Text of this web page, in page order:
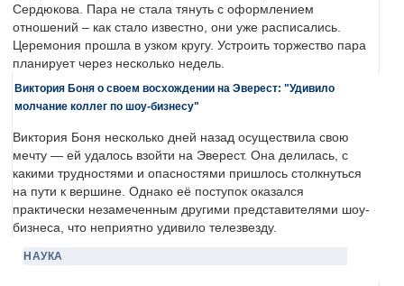
Сердюкова. Пара не стала тянуть с оформлением
отношений – как стало известно, они уже расписались.
Церемония прошла в узком кругу. Устроить торжество пара
планирует через несколько недель.
Виктория Боня о своем восхождении на Эверест: "Удивило
молчание коллег по шоу-бизнесу"
Виктория Боня несколько дней назад осуществила свою
мечту — ей удалось взойти на Эверест. Она делилась, с
какими трудностями и опасностями пришлось столкнуться
на пути к вершине. Однако её поступок оказался
практически незамеченным другими представителями шоу-
бизнеса, что неприятно удивило телезвезду.
НАУКА